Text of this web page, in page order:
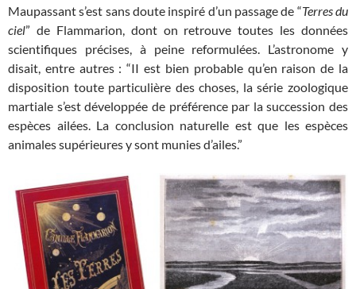
Maupassant s’est sans doute inspiré d’un passage de “Terres du
ciel” de Flammarion, dont on retrouve toutes les données
scientifiques précises, à peine reformulées. L’astronome y
disait, entre autres : “II est bien probable qu’en raison de la
disposition toute particulière des choses, la série zoologique
martiale s’est développée de préférence par la succession des
espèces ailées. La conclusion naturelle est que les espèces
animales supérieures y sont munies d’ailes.”